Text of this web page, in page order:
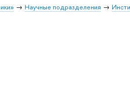
Научные подразделения